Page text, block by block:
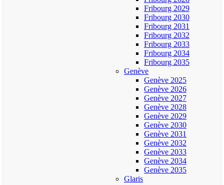
Fribourg 2029
Fribourg 2030
Fribourg 2031
Fribourg 2032
Fribourg 2033
Fribourg 2034
Fribourg 2035
Genève
Genève 2025
Genève 2026
Genève 2027
Genève 2028
Genève 2029
Genève 2030
Genève 2031
Genève 2032
Genève 2033
Genève 2034
Genève 2035
Glaris